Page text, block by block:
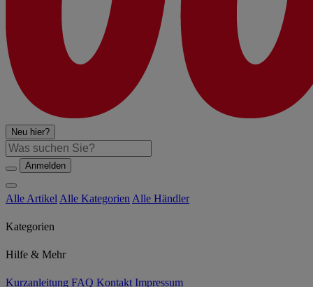
Neu hier?
Suche
Anmelden
Alle Artikel Alle Kategorien Alle Händler
Kategorien
Hilfe & Mehr
Kurzanleitung FAQ Kontakt Impressum